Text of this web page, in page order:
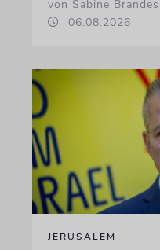
von Sabine Brandes
06.08.2026
JERUSALEM